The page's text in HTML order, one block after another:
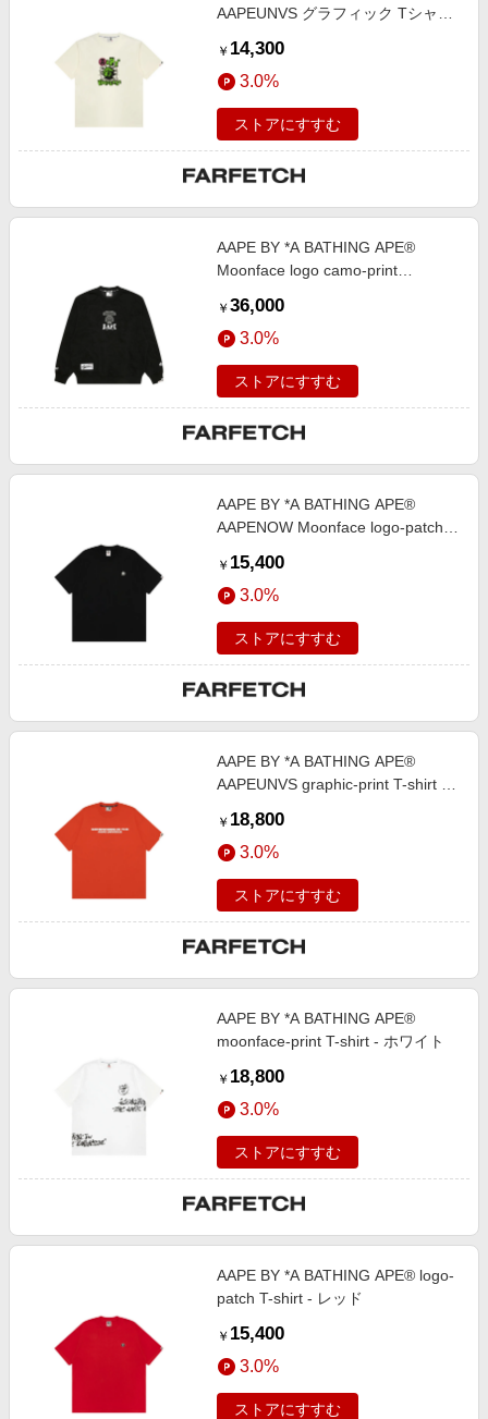
AAPEUNVS グラフィック Tシャツ
￥ 14,300
3.0%
ストアにすすむ
AAPE BY *A BATHING APE®
Moonface logo camo-print
￥ 36,000
3.0%
ストアにすすむ
AAPE BY *A BATHING APE®
AAPENOW Moonface logo-patch
￥ 15,400
3.0%
ストアにすすむ
AAPE BY *A BATHING APE®
AAPEUNVS graphic-print T-shirt -
￥ 18,800
3.0%
ストアにすすむ
AAPE BY *A BATHING APE®
moonface-print T-shirt - ホワイト
￥ 18,800
3.0%
ストアにすすむ
AAPE BY *A BATHING APE® logo-
patch T-shirt - レッド
￥ 15,400
3.0%
ストアにすすむ